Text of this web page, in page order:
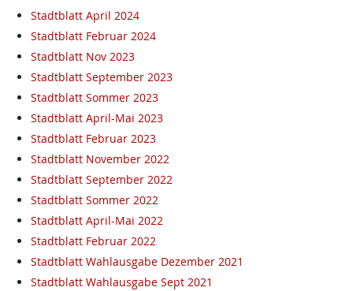
Stadtblatt April 2024
Stadtblatt Februar 2024
Stadtblatt Nov 2023
Stadtblatt September 2023
Stadtblatt Sommer 2023
Stadtblatt April-Mai 2023
Stadtblatt Februar 2023
Stadtblatt November 2022
Stadtblatt September 2022
Stadtblatt Sommer 2022
Stadtblatt April-Mai 2022
Stadtblatt Februar 2022
Stadtblatt Wahlausgabe Dezember 2021
Stadtblatt Wahlausgabe Sept 2021